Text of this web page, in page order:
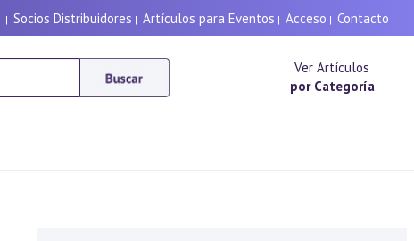
| Socios Distribuidores | Artículos para Eventos | Acceso | Contacto
Ver Artículos
por Categoría